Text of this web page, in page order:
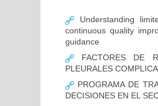
Understanding
continuous quality
guidance
FACTORES DE
PLEURALES
PROGRAMA DE
DECISIONES EN EL